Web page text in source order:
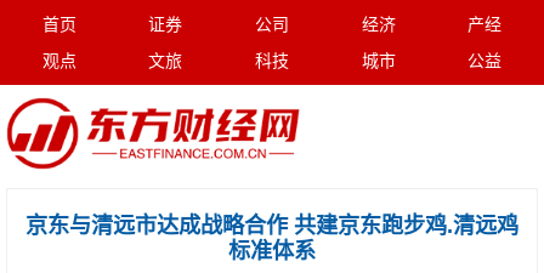
首页 证券 公司 经济
产经
观点
文旅 科技 城市 公益
京东与清远市达成战略合作 共建京东跑步鸡.清远鸡
标准体系